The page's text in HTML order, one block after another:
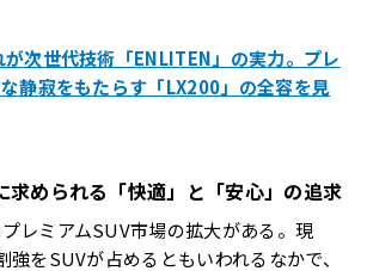
が次世代技術「ENLITEN」の実力。プレ
静寂をもたらす「LX200」の全容を見
求められる「快適」と「安心」の追求
レミアムSUV市場の拡大がある。現
をSUVが占めるともいわれるなかで、